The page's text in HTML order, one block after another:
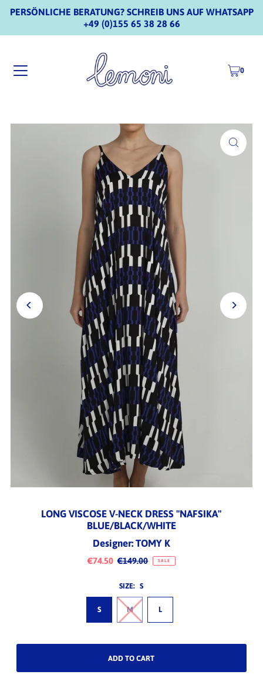
PERSÖNLICHE BERATUNG? SCHREIB UNS AUF WHATSAPP
+49 (0)155 65 38 28 66
0
LONG VISCOSE V-NECK DRESS "NAFSIKA"
BLUE/BLACK/WHITE
Designer: TOMY K
€74.50 €149.00 SALE
SIZE: S
S M L